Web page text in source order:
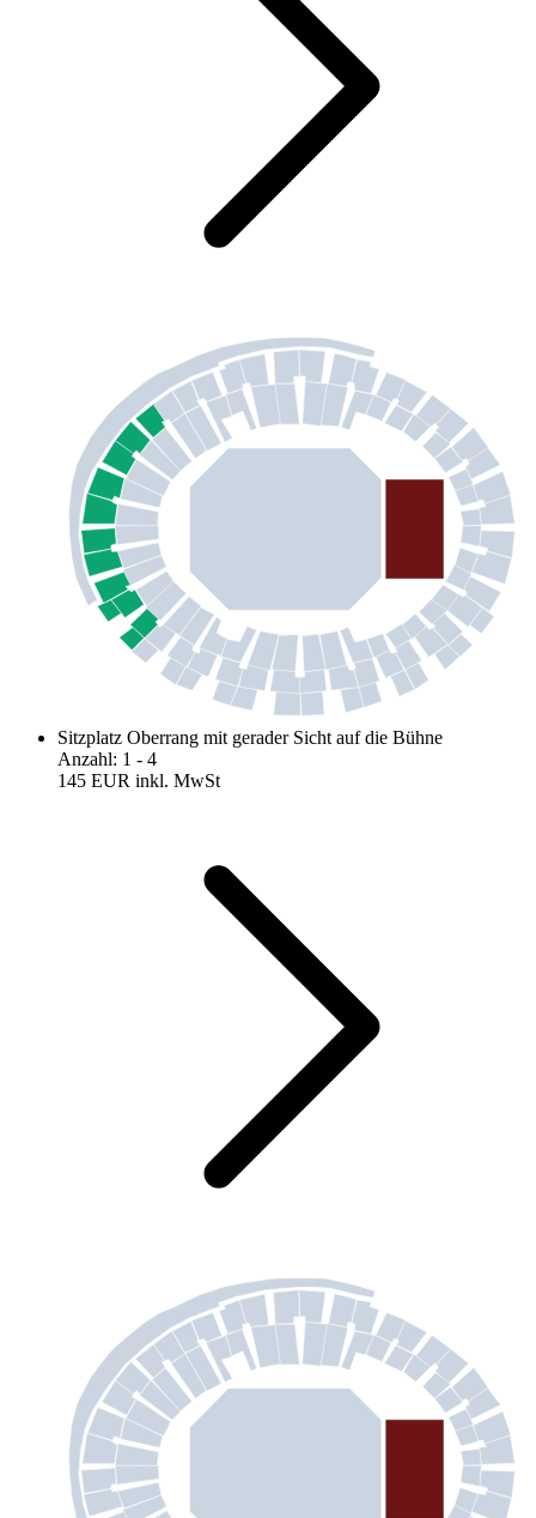
Sitzplatz Oberrang mit gerader Sicht auf die Bühne
Anzahl: 1 - 4
145 EUR inkl. MwSt